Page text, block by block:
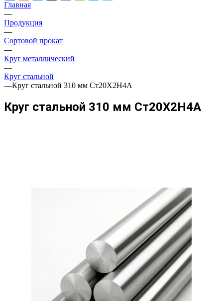
Главная
—
Продукция
—
Сортовой прокат
—
Круг металлический
—
Круг стальной
—Круг стальной 310 мм Ст20Х2Н4А
Круг стальной 310 мм Ст20Х2Н4А